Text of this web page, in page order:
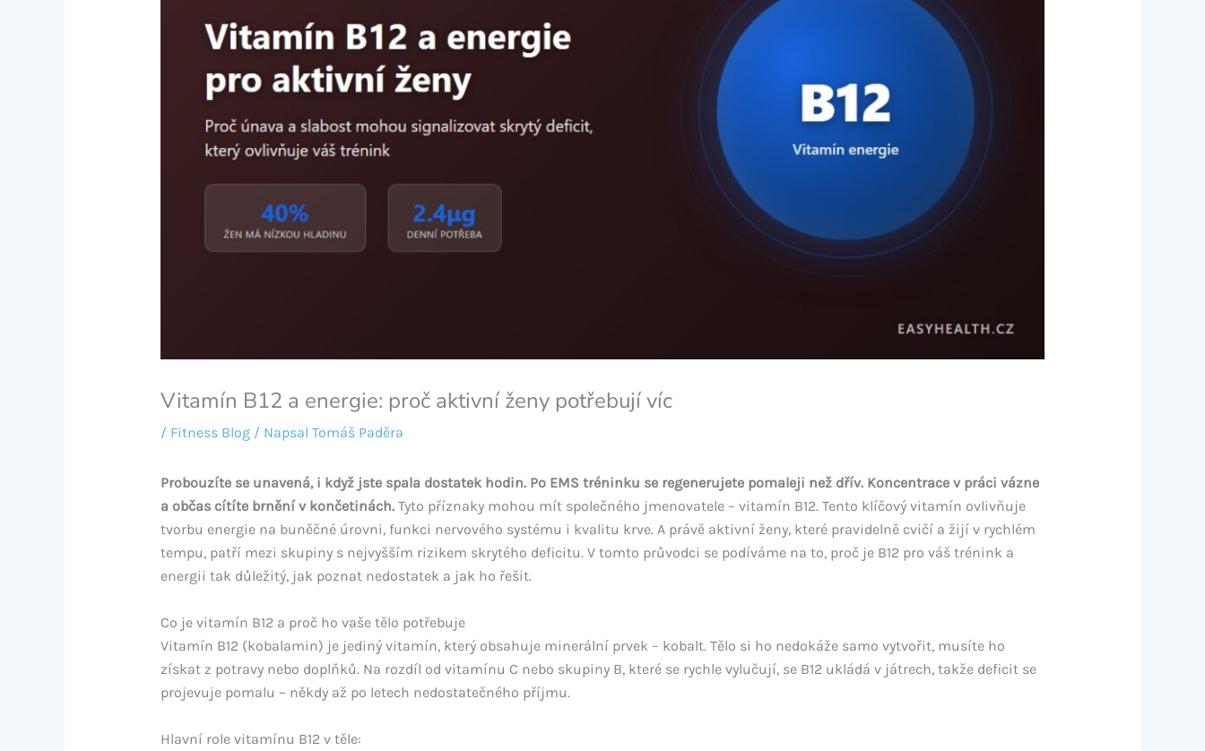
Vitamín B12 a energie: proč aktivní ženy potřebují víc
/ Fitness Blog/ Napsal Tomáš Paděra
Probouzíte se unavená, i když jste spala dostatek hodin. Po EMS tréninku se regenerujete pomaleji než dřív. Koncentrace v práci vázne
a občas cítíte brnění v končetinách.Tyto příznaky mohou mít společného jmenovatele – vitamín B12. Tento klíčový vitamín ovlivňuje
tvorbu energie na buněčné úrovni, funkci nervového systému i kvalitu krve. A právě aktivní ženy, které pravidelně cvičí a žijí v rychlém
tempu, patří mezi skupiny s nejvyšším rizikem skrytého deficitu. V tomto průvodci se podíváme na to, proč je B12 pro váš trénink a
energii tak důležitý, jak poznat nedostatek a jak ho řešit.
Co je vitamín B12 a proč ho vaše tělo potřebuje
Vitamín B12 (kobalamin) je jediný vitamín, který obsahuje minerální prvek – kobalt. Tělo si ho nedokáže samo vytvořit, musíte ho
získat z potravy nebo doplňků. Na rozdíl od vitamínu C nebo skupiny B, které se rychle vylučují, se B12 ukládá v játrech, takže deficit se
projevuje pomalu – někdy až po letech nedostatečného příjmu.
Hlavní role vitamínu B12 v těle: